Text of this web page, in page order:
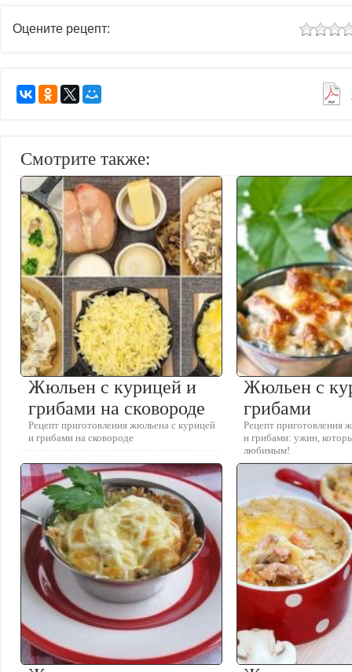
Оцените рецепт:
Смотрите также:
Жюльен с курицей и
грибами на сковороде
Рецепт приготовления жюльена с курицей
и грибами на сковороде
Жюльен с
грибами
Рецепт приготовления
и грибами: ужин,
любимым!